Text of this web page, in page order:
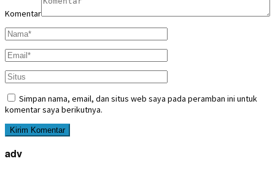
Komentar
Simpan nama, email, dan situs web saya pada peramban ini untuk
komentar saya berikutnya.
adv